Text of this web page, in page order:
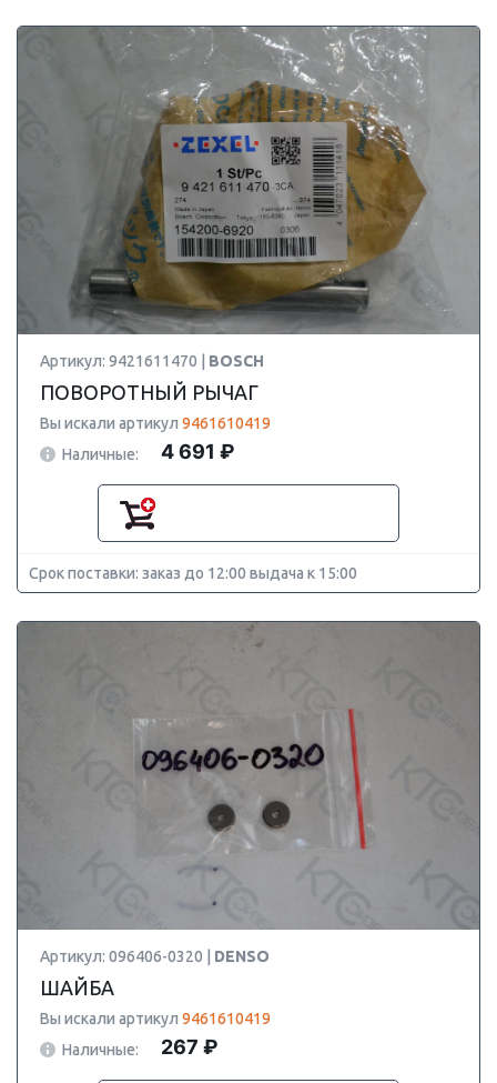
Артикул: 9421611470 | BOSCH
ПОВОРОТНЫЙ РЫЧАГ
Вы искали артикул 9461610419
Наличные:
4 691 ₽
Срок поставки: заказ до 12:00 выдача к 15:00
Артикул: 096406-0320 | DENSO
ШАЙБА
Вы искали артикул 9461610419
Наличные:
267 ₽